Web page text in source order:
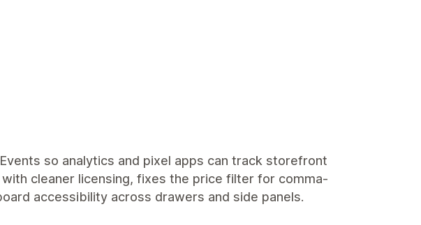
so analytics and pixel apps can track storefront
cleaner licensing, fixes the price filter for comma-
accessibility across drawers and side panels.